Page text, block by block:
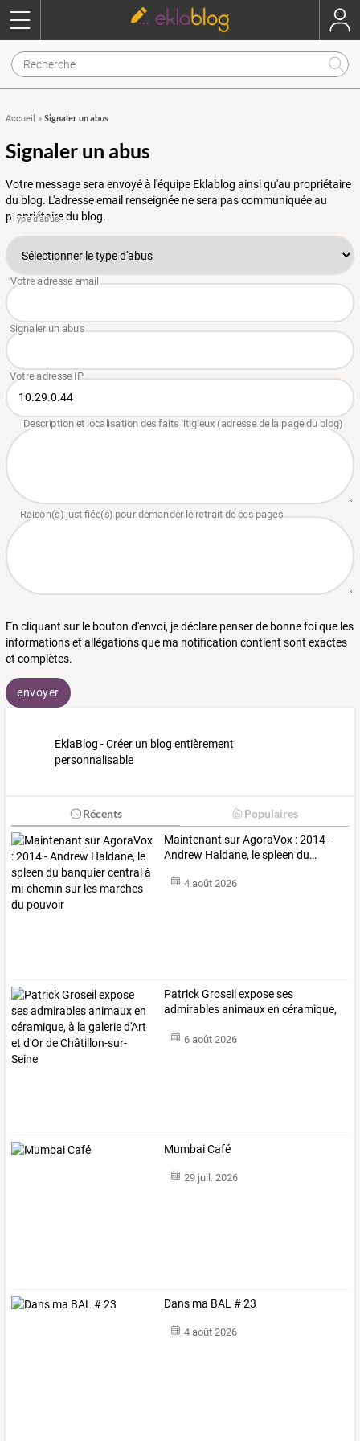
Accueil » Signaler un abus
Signaler un abus
Votre message sera envoyé à l'équipe Eklablog ainsi qu'au propriétaire
du blog. L'adresse email renseignée ne sera pas communiquée au
propriétaire du blog.
En cliquant sur le bouton d'envoi, je déclare penser de bonne foi que les
informations et allégations que ma notification contient sont exactes
et complètes.
envoyer
EklaBlog - Créer un blog entièrement
personnalisable
Récents Populaires
Maintenant surAgoraVox :2014-
Andrew Haldane, lespleen du…
4 août 2026
PatrickGroseil exposeses
admirablesanimauxen céramique,
6 août 2026
Mumbai Café
29 juil. 2026
Dans ma BAL # 23
4 août 2026